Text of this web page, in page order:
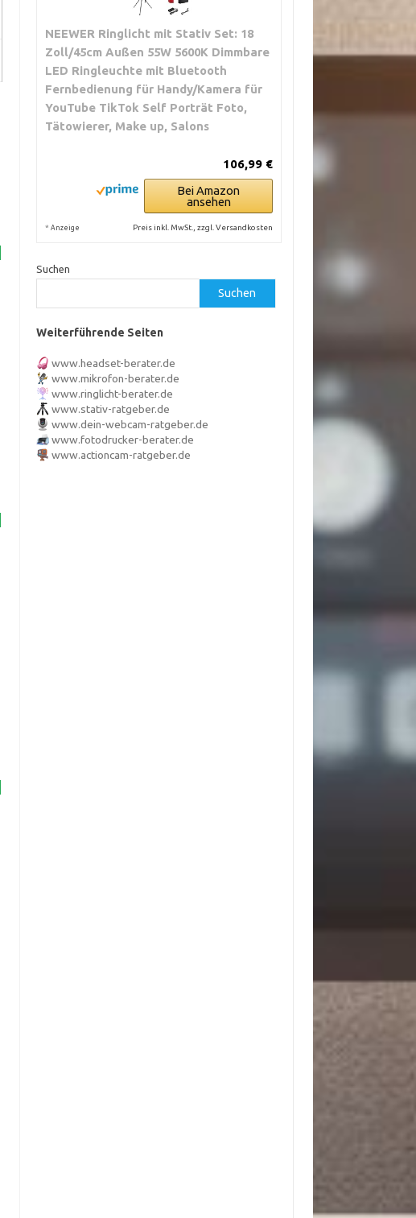
NEEWER Ringlicht mit Stativ Set: 18
Zoll/45cm Außen 55W 5600K Dimmbare
LED Ringleuchte mit Bluetooth
Fernbedienung für Handy/Kamera für
YouTube TikTok Self Porträt Foto,
Tätowierer, Make up, Salons
106,99 €
Bei Amazon
ansehen
* Anzeige Preis inkl. MwSt., zzgl. Versandkosten
Suchen
Suchen
Weiterführende Seiten
www.headset-berater.de
www.mikrofon-berater.de
www.ringlicht-berater.de
www.stativ-ratgeber.de
www.dein-webcam-ratgeber.de
www.fotodrucker-berater.de
www.actioncam-ratgeber.de